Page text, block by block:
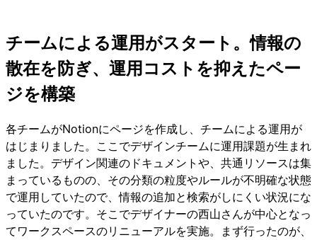
チームによる運用がスタート。情報の
散在を防ぎ、運用コストを抑えたペー
ジを構築
各チームがNotionにページを作成し、チームによる運用が
はじまりました。ここでデザインチームに運用課題が生まれ
ました。デザイン関連のドキュメントや、共通リソースは集
まっているものの、その分類の粒度やルールが不明確な状態
で運用していたので、情報の追加と検索がしにくい状況にな
っていたのです。そこでデザイナーの西山さんが中心となっ
てワークスペースのリニューアルを実施。まず行ったのが、